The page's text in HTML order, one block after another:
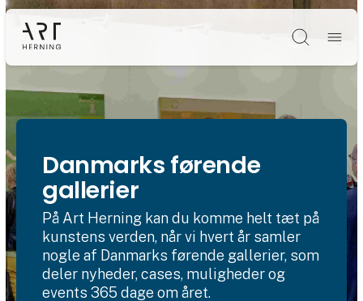
Søg
Danmarks førende
gallerier
På Art Herning kan du komme helt tæt på
kunstens verden, når vi hvert år samler
nogle af Danmarks førende gallerier, som
deler nyheder, cases, muligheder og
events 365 dage om året.